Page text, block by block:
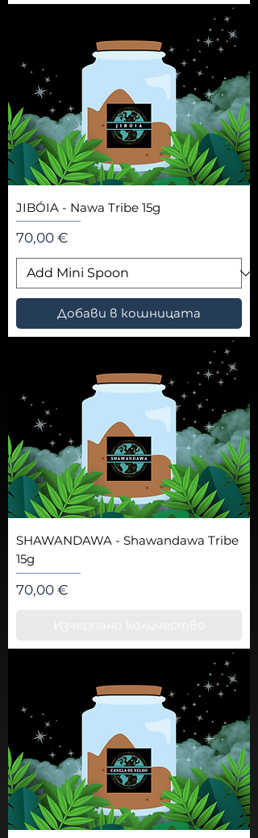
JIBÓIA - Nawa Tribe 15g
Цена
70,00 €
Добави в кошницата
SHAWANDAWA - Shawandawa Tribe
15g
Цена
70,00 €